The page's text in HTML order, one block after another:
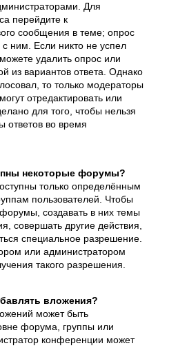
Для
перейдите к
сообщения в теме; опрос
с ним. Если никто не успел
удалить опрос или
из вариантов ответа. Однако
то только модераторы
отредактировать или
для того, чтобы нельзя
ответов во время
некоторые форумы?
только определённым
пользователей. Чтобы
создавать в них темы
совершать другие действия,
специальное разрешение.
или администратором
такого разрешения.
вложения?
может быть
форума, группы или
конференции может